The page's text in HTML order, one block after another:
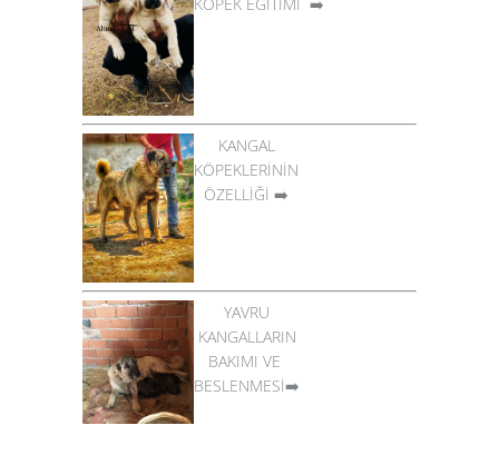
KÖPEK EĞİTİMİ ➡️
KANGAL
KÖPEKLERİNİN
ÖZELLİĞİ ➡️
YAVRU
KANGALLARIN
BAKIMI VE
BESLENMESİ➡️